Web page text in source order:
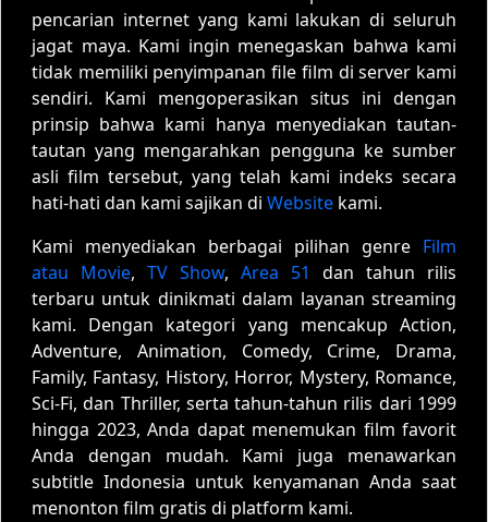
pencarian internet yang kami lakukan di seluruh
jagat maya. Kami ingin menegaskan bahwa kami
tidak memiliki penyimpanan file film di server kami
sendiri. Kami mengoperasikan situs ini dengan
prinsip bahwa kami hanya menyediakan tautan-
tautan yang mengarahkan pengguna ke sumber
asli film tersebut, yang telah kami indeks secara
hati-hati dan kami sajikan di Website kami.
Kami menyediakan berbagai pilihan genre Film
atau Movie, TV Show, Area 51
dan tahun rilis
terbaru untuk dinikmati dalam layanan streaming
kami. Dengan kategori yang mencakup Action,
Adventure, Animation, Comedy, Crime, Drama,
Family, Fantasy, History, Horror, Mystery, Romance,
Sci-Fi, dan Thriller, serta tahun-tahun rilis dari 1999
hingga 2023, Anda dapat menemukan film favorit
Anda dengan mudah. Kami juga menawarkan
subtitle Indonesia untuk kenyamanan Anda saat
menonton film gratis di platform kami.